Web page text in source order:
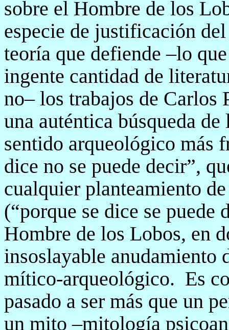
sobre el Hombre de los
especie de justificación
teoría que defiende –lo
ingente cantidad de
no– los trabajos de Carlos
una auténtica búsqueda
sentido arqueológico más
dice no se puede decir”,
cualquier planteamiento
(“porque se dice se puede
Hombre de los Lobos, en
insoslayable anudamiento
mítico-arqueológico. Es
pasado a ser más que un
un mito –mitología